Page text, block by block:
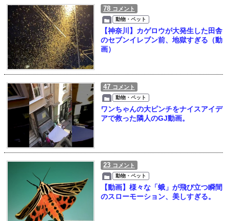
78 コメント
動物・ペット
【神奈川】カゲロウが大発生した田舎
のセブンイレブン前、地獄すぎる（動
画）
47 コメント
動物・ペット
ワンちゃんの大ピンチをナイスアイデ
アで救った隣人のGJ動画。
23 コメント
動物・ペット
【動画】様々な「蛾」が飛び立つ瞬間
のスローモーション、美しすぎる。